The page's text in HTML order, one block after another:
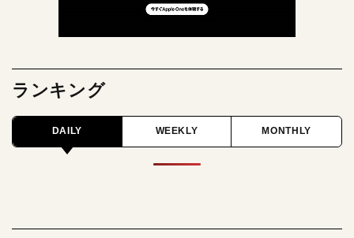
ランキング
DAILY WEEKLY MONTHLY